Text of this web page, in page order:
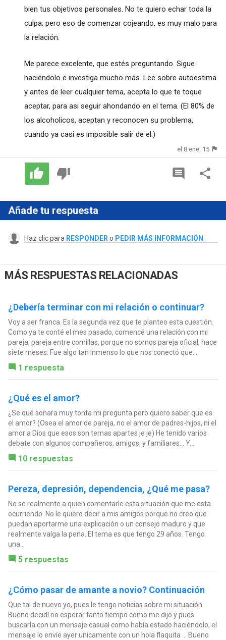
bien tus objetivos personales. No te quiero echar toda la
culpa; pero eso de comenzar cojeando, es muy malo para
la relación.
Me parece excelente, que estés preguntando. Sigue
haciéndolo e investiga mucho más. Lee sobre autoestima
y antes de leer cualquier tema, acepta lo que te toque
aceptar, para asi seguir ahondando en el tema. (El 80% de
los alcoholicos, aceptan y reconocen su problema,
cuando ya casi es imposible salir de el.)
el 8 ene. 15
Añade tu respuesta
Haz clic para RESPONDER o PEDIR MÁS INFORMACIÓN
MÁS RESPUESTAS RELACIONADAS
¿Debería terminar con mi relación o continuar?
Voy a ser franca. Es la segunda vez que te planteo esta cuestión.
Como ya te conté el mes pasado, comencé una relación con mi
pareja, pareja entre comillas, porque no somos pareja oficial, hace
siete meses. Fue algo tan inmenso lo que nos conectó que...
1 respuesta
¿Qué es el amor?
¿Se qué sonara muy tonta mi pregunta pero quiero saber que es
el amor? (Osea el amor de pareja, no el amor de padres-hijos, ni el
amor a Dios que esos son temas apartes je je) He tenido varios
debate con algunos compañeros, amigos, y familiares... Y...
10 respuestas
Pereza, depresión, dependencia, ¿Qué me pasa?
No se realmente a quien comentarle esta situación que me esta
ocurriendo. No le quiero decir a mis amigos porque no creo que
puedan aportarme una explicación o un consejo maduro y que
realmente valga la pena. El tema es que tengo 29 años. Tengo
una...
5 respuestas
¿Cómo pasar de amante a novio? Continuación
Que tal de nuevo yo, pues le tengo noticias sobre mi situación
Bueno decidí no esperar tanto tiempo como me dijo y pues
buscarla con un mensaje casual como había estado haciéndolo, el
mensaje lo envíe ayer unicamente con un hola flaquita ... Bueno